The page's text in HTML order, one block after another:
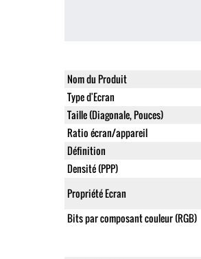
Nom du Produit
Type d'Ecran
Taille (Diagonale, Pouces)
Ratio écran/appareil
Définition
Densité (PPP)
Propriété Ecran
Bits par composant couleur (RGB)